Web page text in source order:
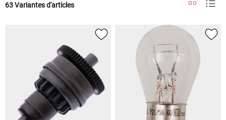
63 Variantes d'articles